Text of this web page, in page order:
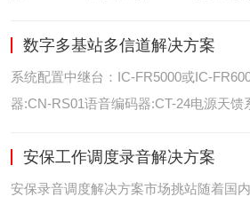
通过IP网络互联，通过成熟可靠的网络
延伸到世界的每一个角落。
数字多基站多信道解决方案
系统配置中继台：IC-FR5000或IC-
器:CN-RS01语音编码器:CT-24电源天馈
之间通过IP网络互联，通过成熟可靠的
讯将延伸到世界的每一个角
安保工作调度录音解决方案
安保录音调度解决方案市场挑站随着国